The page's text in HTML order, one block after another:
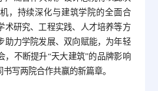
，持续深化与建筑学院的全面合
术研究、工程实践、人才培养等方
助力学院发展、双向赋能，为年轻
，不断提升“天大建筑”的品牌影响
写两院合作共赢的新篇章。